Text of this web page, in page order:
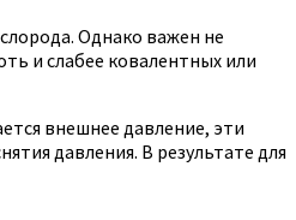
Однако важен не
и слабее ковалентных или
внешнее давление, эти
давления. В результате для